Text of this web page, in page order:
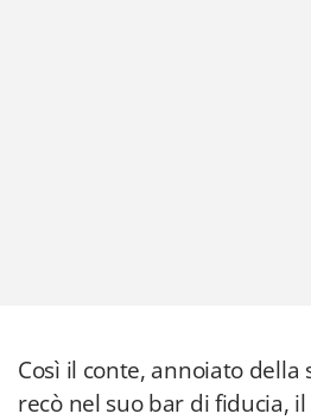
Così il conte, annoiato della
recò nel suo bar di fiducia, il